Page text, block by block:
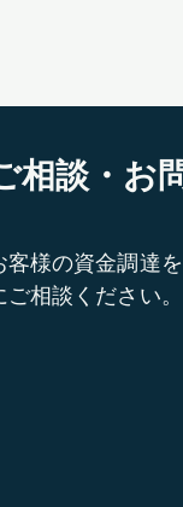
相談・お
客様の資金調達
ご相談ください。